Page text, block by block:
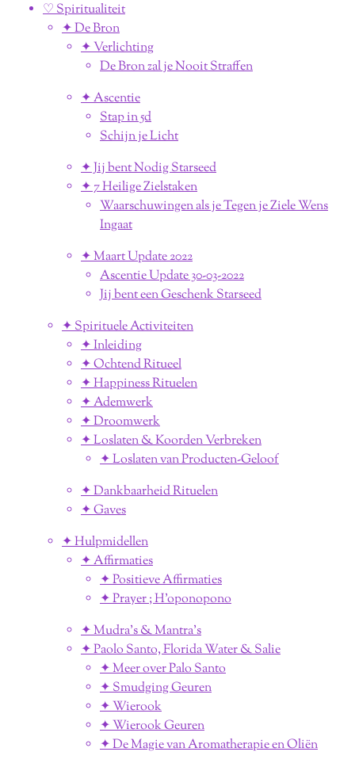
♡ Spiritualiteit
✦ De Bron
✦ Verlichting
De Bron zal je Nooit Straffen
✦ Ascentie
Stap in 5d
Schijn je Licht
✦ Jij bent Nodig Starseed
✦ 7 Heilige Zielstaken
Waarschuwingen als je Tegen je Ziele Wens
Ingaat
✦ Maart Update 2022
Ascentie Update 30-03-2022
Jij bent een Geschenk Starseed
✦ Spirituele Activiteiten
✦ Inleiding
✦ Ochtend Ritueel
✦ Happiness Rituelen
✦ Ademwerk
✦ Droomwerk
✦ Loslaten & Koorden Verbreken
✦ Loslaten van Producten-Geloof
✦ Dankbaarheid Rituelen
✦ Gaves
✦ Hulpmidellen
✦ Affirmaties
✦ Positieve Affirmaties
✦ Prayer ; H'oponopono
✦ Mudra's & Mantra's
✦ Paolo Santo, Florida Water & Salie
✦ Meer over Palo Santo
✦ Smudging Geuren
✦ Wierook
✦ Wierook Geuren
✦ De Magie van Aromatherapie en Oliën